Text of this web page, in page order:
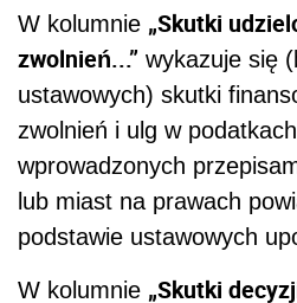
W kolumnie „Skutki
zwolnień...” wykazuje się
ustawowych) skutki
zwolnień i ulg w
wprowadzonych
lub miast na prawach
podstawie ustawowych
W kolumnie „Skutki